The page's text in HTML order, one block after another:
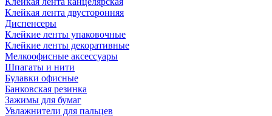
Клейкая лента двусторонняя
Диспенсеры
Клейкие ленты упаковочные
Клейкие ленты декоративные
Мелкоофисные аксессуары
Шпагаты и нити
Булавки офисные
Банковская резинка
Зажимы для бумаг
Увлажнители для пальцев